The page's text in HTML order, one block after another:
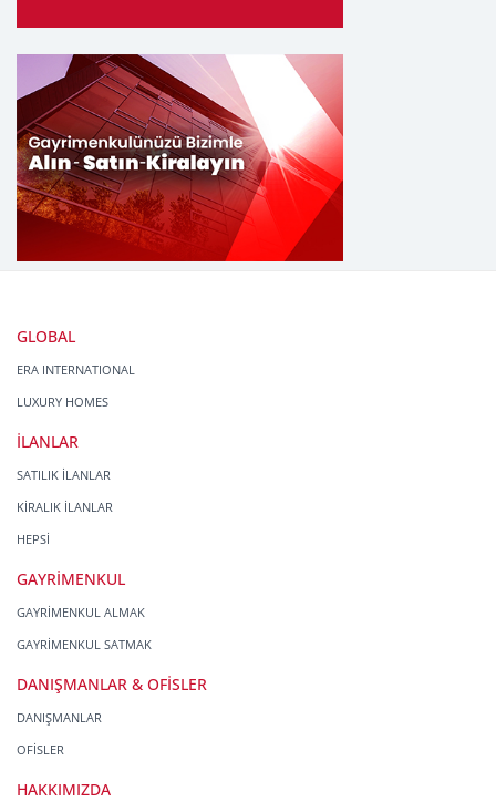
GLOBAL
ERA INTERNATIONAL
LUXURY HOMES
İLANLAR
SATILIK İLANLAR
KİRALIK İLANLAR
HEPSİ
GAYRİMENKUL
GAYRİMENKUL ALMAK
GAYRİMENKUL SATMAK
DANIŞMANLAR & OFİSLER
DANIŞMANLAR
OFİSLER
HAKKIMIZDA